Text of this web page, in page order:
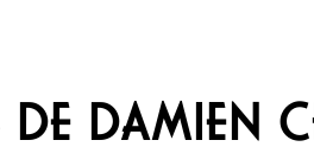
DAMIEN